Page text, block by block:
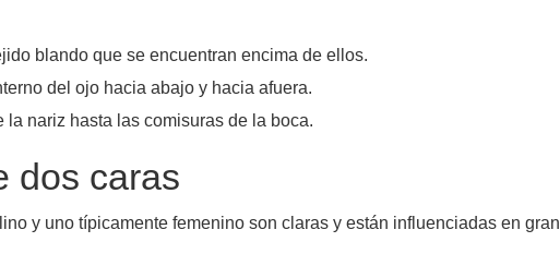
blando que se encuentran encima de ellos.
del ojo hacia abajo y hacia afuera.
nariz hasta las comisuras de la boca.
dos caras
y uno típicamente femenino son claras y están influenciadas en gran